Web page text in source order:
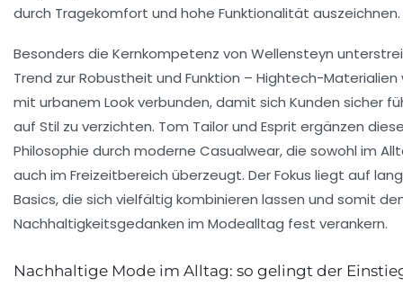
durch Tragekomfort und hohe Funktionalität auszeichnen.
Besonders die Kernkompetenz von Wellensteyn
Trend zur Robustheit und Funktion – Hightech-Materialien
mit urbanem Look verbunden, damit sich Kunden sicher
auf Stil zu verzichten. Tom Tailor und Esprit ergänzen
Philosophie durch moderne Casualwear, die sowohl im
auch im Freizeitbereich überzeugt. Der Fokus liegt auf
Basics, die sich vielfältig kombinieren lassen und somit
Nachhaltigkeitsgedanken im Modealltag fest verankern.
Nachhaltige Mode im Alltag: so gelingt der